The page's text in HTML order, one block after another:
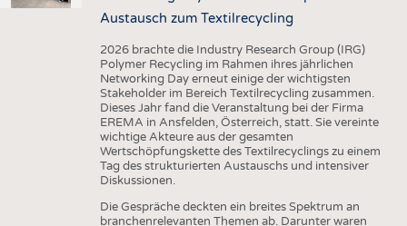
Austausch zum Textilrecycling
2026 brachte die Industry Research Group (IRG)
Polymer Recycling im Rahmen ihres jährlichen
Networking Day erneut einige der wichtigsten
Stakeholder im Bereich Textilrecycling zusammen.
Dieses Jahr fand die Veranstaltung bei der Firma
EREMA in Ansfelden, Österreich, statt. Sie vereinte
wichtige Akteure aus der gesamten
Wertschöpfungskette des Textilrecyclings zu einem
Tag des strukturierten Austauschs und intensiver
Diskussionen.
Die Gespräche deckten ein breites Spektrum an
branchenrelevanten Themen ab. Darunter waren